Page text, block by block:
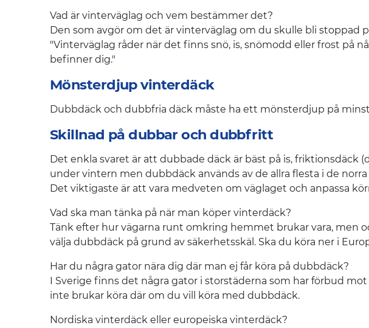
Vad är vinterväglag och vem bestämmer det?
Den som avgör om det är vinterväglag om du skulle bli stoppad
"Vinterväglag råder när det finns snö, is, snömodd eller frost på
befinner dig."
Mönsterdjup vinterdäck
Dubbdäck och dubbfria däck måste ha ett mönsterdjup på
Skillnad på dubbar och dubbfritt
Det enkla svaret är att dubbade däck är bäst på is, friktionsdäck
under vintern men dubbdäck används av de allra flesta i de
Det viktigaste är att vara medveten om väglaget och anpassa
Vad ska man tänka på när man köper vinterdäck?
Tänk efter hur vägarna runt omkring hemmet brukar vara, men
välja dubbdäck på grund av säkerhetsskäl. Ska du köra ner i
Har du några gator nära dig där man ej får köra på dubbdäck?
I Sverige finns det några gator i storstäderna som har förbud
inte brukar köra där om du vill köra med dubbdäck.
Nordiska vinterdäck eller europeiska vinterdäck?